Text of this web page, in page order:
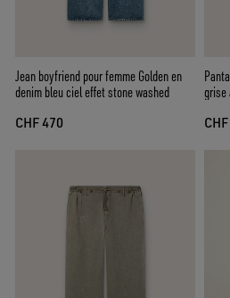
Jean boyfriend pour femme Golden en
denim bleu ciel effet stone washed
CHF 470
grise